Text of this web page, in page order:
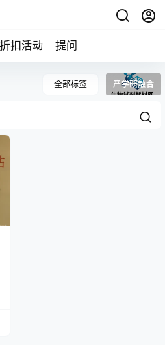
折扣活动 提问
全部标签 产学研融合